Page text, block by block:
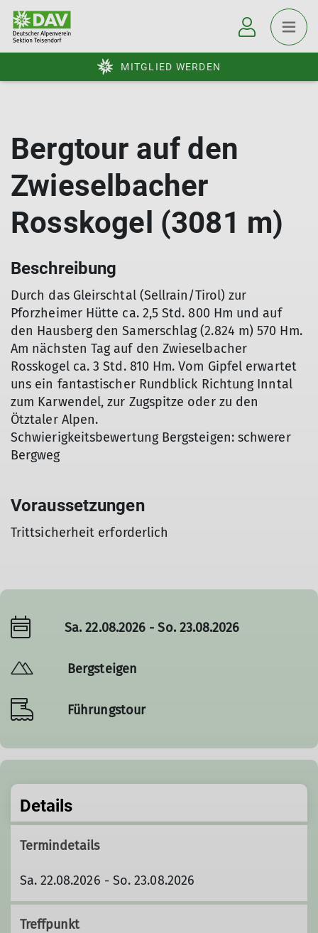
MITGLIED WERDEN
Bergtour auf den
Zwieselbacher
Rosskogel (3081 m)
Beschreibung
Durch das Gleirschtal (Sellrain/Tirol) zur
Pforzheimer Hütte ca. 2,5 Std. 800 Hm und auf
den Hausberg den Samerschlag (2.824 m) 570 Hm.
Am nächsten Tag auf den Zwieselbacher
Rosskogel ca. 3 Std. 810 Hm. Vom Gipfel erwartet
uns ein fantastischer Rundblick Richtung Inntal
zum Karwendel, zur Zugspitze oder zu den
Ötztaler Alpen.
Schwierigkeitsbewertung Bergsteigen: schwerer
Bergweg
Voraussetzungen
Trittsicherheit erforderlich
Sa. 22.08.2026 - So. 23.08.2026
Bergsteigen
Führungstour
Details
Termindetails
Sa. 22.08.2026 - So. 23.08.2026
Treffpunkt